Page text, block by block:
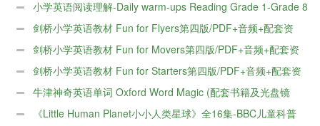
小学英语阅读理解-Daily warm-ups Reading Grade 1-Grade 8
百度网盘下载
剑桥小学英语教材 Fun for Flyers第四版/PDF+音频+配套资
料 剑桥小学英语教材 Fun for Movers第四版/PDF+音频+配套资
料 剑桥小学英语教材 Fun for Starters第四版/PDF+音频+配套资
料 牛津神奇英语单词 Oxford Word Magic (配套书籍及光盘镜
像)
《Little Human Planet小小人类星球》全16集-BBC儿童科普